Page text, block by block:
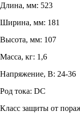
Длина, мм: 523
Ширина, мм: 181
Высота, мм: 107
Масса, кг: 1,6
Напряжение, В: 24-36
Род тока: DC
Класс защиты от